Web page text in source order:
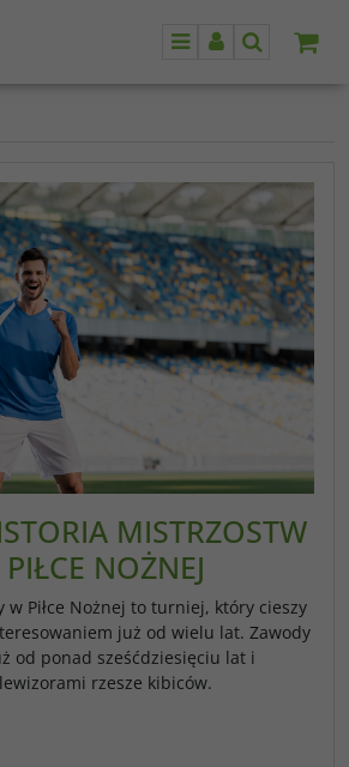
MenuPanelSzukaj
MISTRZOSTW
NOŻNEJ
w Piłce Nożnej to turniej, który cieszy
już od wielu lat. Zawody
od ponad sześćdziesięciu lat i
rzesze kibiców.